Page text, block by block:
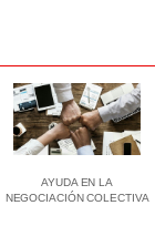
AYUDA EN LA
NEGOCIACIÓN COLECTIVA